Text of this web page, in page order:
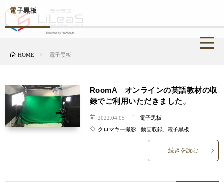
HOME 電子黒板
電子黒板
RoomA オンラインの英語教材の収
録でご利用いただきました。
2022.04.05
電子黒板
クロマキー撮影, 動画収録, 電子黒板
続きを読む